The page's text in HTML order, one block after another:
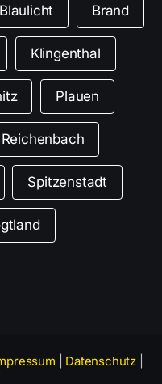
Blaulicht Brand
Klingenthal
Plauen
Reichenbach
Spitzenstadt
Datenschutz